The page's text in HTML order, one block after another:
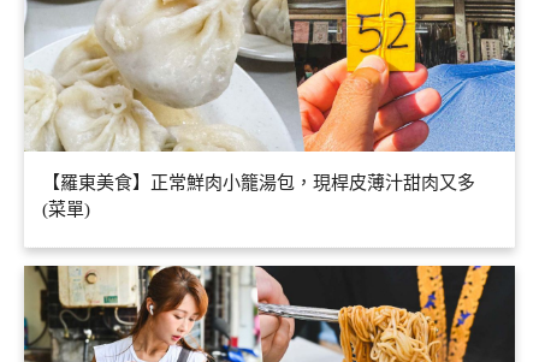
【羅東美食】正常鮮肉小籠湯包，現桿皮薄汁甜肉又多
(菜單)